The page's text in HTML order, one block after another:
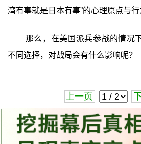
湾有事就是日本有事”的心理原点与行
那么，在美国派兵参战的情况
不同选择，对战局会有什么影响呢？
上一页